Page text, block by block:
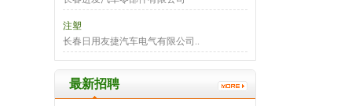
注塑
长春日用友捷汽车电气有限公司..
最新招聘